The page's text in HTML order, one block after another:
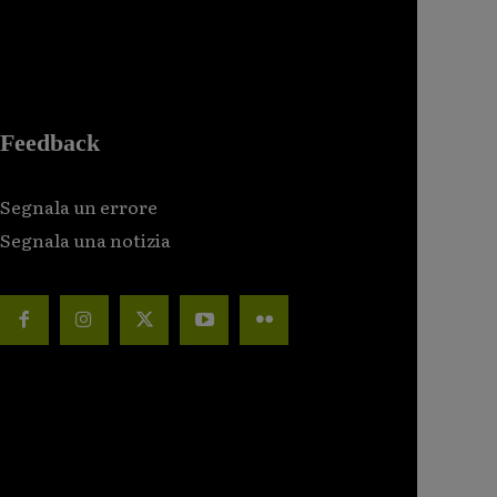
Feedback
Segnala un errore
Segnala una notizia